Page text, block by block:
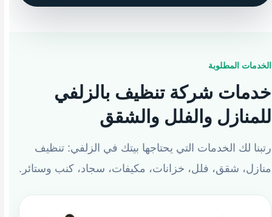
الخدمات المطلوبة
خدمات شركة تنظيف بالزلفي
للمنازل والفلل والشقق
رتبنا لك الخدمات التي يحتاجها بيتك في الزلفي: تنظيف
منازل، شقق، فلل، خزانات، مكيفات، سجاد، كنب وستائر.